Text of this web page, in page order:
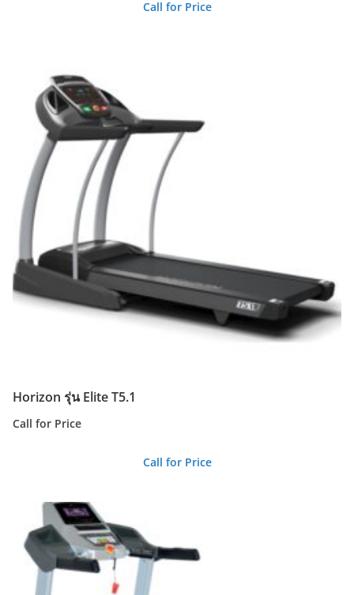
Call for Price
Horizon รุ่น Elite T5.1
Call for Price
Call for Price